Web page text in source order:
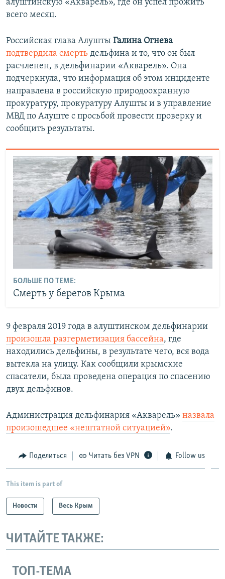
алуштинскую «Акварель», где он успел прожить
всего месяц.
Российская глава Алушты Галина Огнева
подтвердила смерть дельфина и то, что он был
расчленен, в дельфинарии «Акварель». Она
подчеркнула, что информация об этом инциденте
направлена в российскую природоохранную
прокуратуру, прокуратуру Алушты и в управление
МВД по Алуште с просьбой провести проверку и
сообщить результаты.
БОЛЬШЕ ПО ТЕМЕ:
Смерть у берегов Крыма
9 февраля 2019 года в алуштинском дельфинарии
произошла разгерметизация бассейна, где
находились дельфины, в результате чего, вся вода
вытекла на улицу. Как сообщили крымские
спасатели, была проведена операция по спасению
двух дельфинов.
Администрация дельфинария «Акварель» назвала
произошедшее «нештатной ситуацией».
Поделиться Читать без VPN Follow us
This item is part of
Новости Весь Крым
ЧИТАЙТЕ ТАКЖЕ:
ТОП-ТЕМА